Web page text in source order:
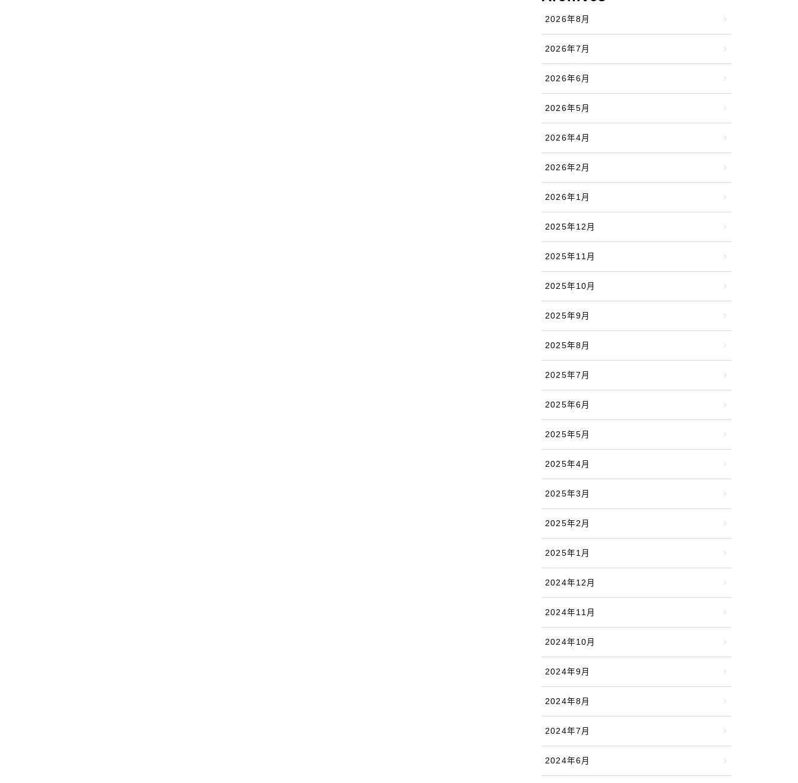
2026年8月
2026年7月
2026年6月
2026年5月
2026年4月
2026年2月
2026年1月
2025年12月
2025年11月
2025年10月
2025年9月
2025年8月
2025年7月
2025年6月
2025年5月
2025年4月
2025年3月
2025年2月
2025年1月
2024年12月
2024年11月
2024年10月
2024年9月
2024年8月
2024年7月
2024年6月